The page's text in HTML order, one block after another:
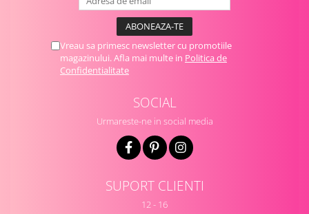
Vreau sa primesc newsletter cu promotiile
magazinului. Afla mai multe in Politica de
Confidentialitate
SOCIAL
Urmareste-ne in social media
SUPORT CLIENTI
12 - 16